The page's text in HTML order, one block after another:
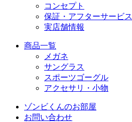
コンセプト
保証・アフターサービス
実店舗情報
商品一覧
メガネ
サングラス
スポーツゴーグル
アクセサリ・小物
ゾンビくんのお部屋
お問い合わせ